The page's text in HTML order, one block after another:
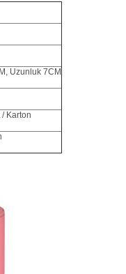
Uzunluk 7CM
/ Karton